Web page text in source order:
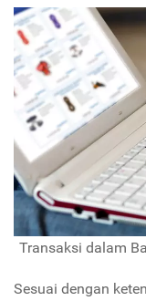
Transaksi dalam
Sesuai dengan